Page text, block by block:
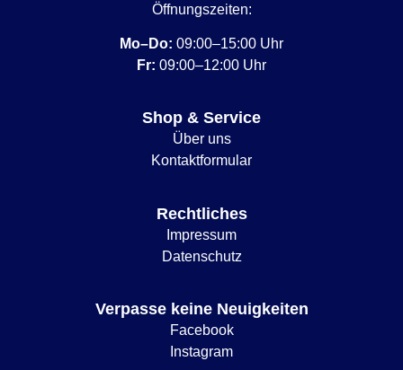
Öffnungszeiten:
Mo–Do: 09:00–15:00 Uhr
Fr: 09:00–12:00 Uhr
Shop & Service
Über uns
Kontaktformular
Rechtliches
Impressum
Datenschutz
Verpasse keine Neuigkeiten
Facebook
Instagram